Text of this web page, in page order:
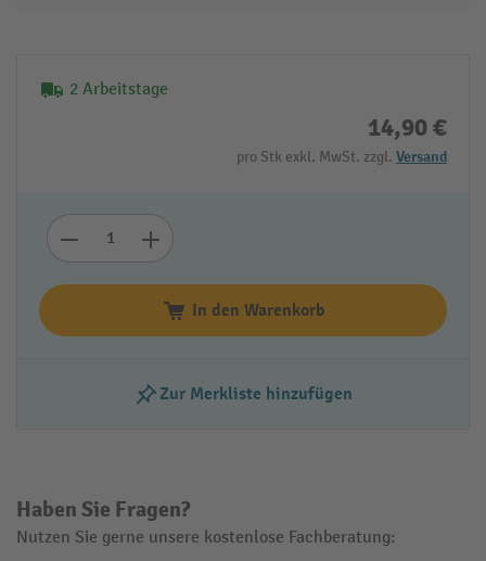
2 Arbeitstage
14,90 €
pro Stk exkl. MwSt. zzgl. Versand
In den Warenkorb
Zur Merkliste hinzufügen
Haben Sie Fragen?
Nutzen Sie gerne unsere kostenlose Fachberatung: